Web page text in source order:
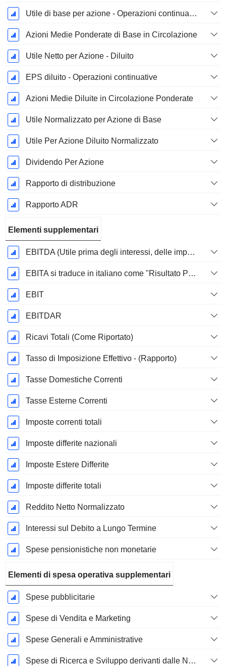
Utile di base per azione - Operazioni continuative
Azioni Medie Ponderate di Base in Circolazione
Utile Netto per Azione - Diluito
EPS diluito - Operazioni continuative
Azioni Medie Diluite in Circolazione Ponderate
Utile Normalizzato per Azione di Base
Utile Per Azione Diluito Normalizzato
Dividendo Per Azione
Rapporto di distribuzione
Rapporto ADR
Elementi supplementari
EBITDA (Utile prima degli interessi, delle imposte, del deprezzamento e dell'ammortamento)
EBITA si traduce in italiano come "Risultato Prima di Interessi, Tasse e Ammortamenti".
EBIT
EBITDAR
Ricavi Totali (Come Riportato)
Tasso di Imposizione Effettivo - (Rapporto)
Tasse Domestiche Correnti
Tasse Esterne Correnti
Imposte correnti totali
Imposte differite nazionali
Imposte Estere Differite
Imposte differite totali
Reddito Netto Normalizzato
Interessi sul Debito a Lungo Termine
Spese pensionistiche non monetarie
Elementi di spesa operativa supplementari
Spese pubblicitarie
Spese di Vendita e Marketing
Spese Generali e Amministrative
Spese di Ricerca e Sviluppo derivanti dalle Note a piè di pagina